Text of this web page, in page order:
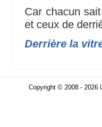
Car chacun
et ceux de
Derrière la
Copyright © 2008 - 2026